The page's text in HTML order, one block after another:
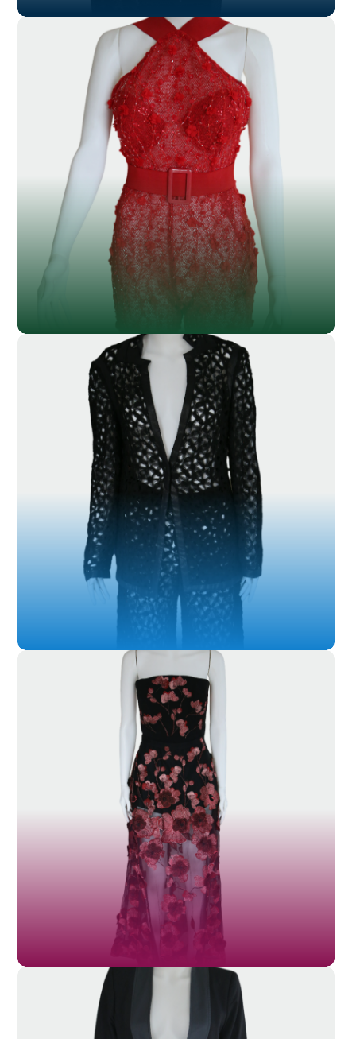
SL-031
SL-033
SL-034